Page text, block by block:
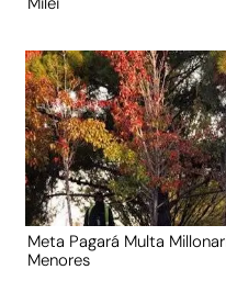
Meta Pagará Multa
Menores